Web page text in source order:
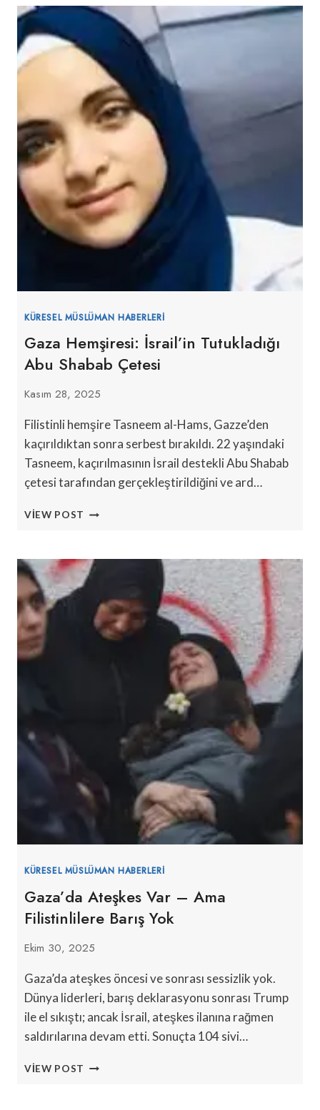
MÜSLÜMAN
KONFERANSI’NDA
İSLAMOFOBI
VE
GAZA
ILE
YÜZLEŞTI
KÜRESEL MÜSLÜMAN HABERLERI
Gaza Hemşiresi: İsrail’in Tutukladığı
Abu Shabab Çetesi
Kasım 28, 2025
Filistinli hemşire Tasneem al-Hams, Gazze’den
kaçırıldıktan sonra serbest bırakıldı. 22 yaşındaki
Tasneem, kaçırılmasının İsrail destekli Abu Shabab
çetesi tarafından gerçekleştirildiğini ve ard…
VIEW POST GAZA
ABU
SHABAB
ÇETESI
KÜRESEL MÜSLÜMAN HABERLERI
Gaza’da Ateşkes Var – Ama
Filistinlilere Barış Yok
Ekim 30, 2025
Gaza’da ateşkes öncesi ve sonrası sessizlik yok.
Dünya liderleri, barış deklarasyonu sonrası Trump
ile el sıkıştı; ancak İsrail, ateşkes ilanına rağmen
saldırılarına devam etti. Sonuçta 104 sivi…
VIEW POST GAZA’DA